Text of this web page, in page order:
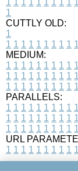
1
CUTTLY OLD:
1
1 1 1 1 1 1 1 1 1 1
MEDIUM:
1 1 1 1 1 1 1 1 1 1
1 1 1 1 1 1 1 1 1 1
1 1 1 1 1 1 1 1 1 1
PARALLELS:
1 1 1 1 1 1 1 1 1 1
1 1 1 1 1 1 1 1 1 1
1 1 1 1 1 1 1 1 1 1
URL
1 1 1 1 1 1 1 1 1 1